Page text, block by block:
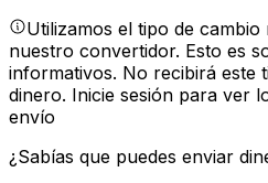
Utilizamos el tipo de
nuestro convertidor. Esto es
informativos. No recibirá este
dinero. Inicie sesión para ver
envío
¿Sabías que puedes enviar